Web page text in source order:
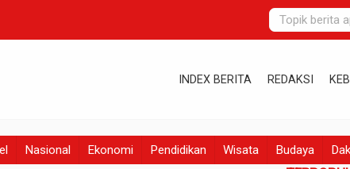
INDEX BERITA REDAKSI
Nasional Ekonomi Pendidikan Wisata Budaya